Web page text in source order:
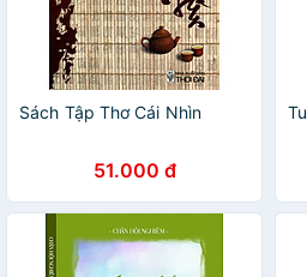
Sách Tập Thơ Cái Nhìn
51.000 đ